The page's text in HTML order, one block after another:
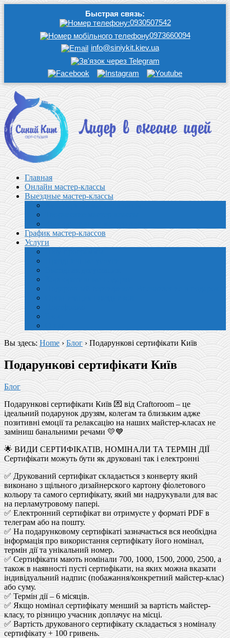
Быстрая связь:
0930507542
0973660094
info@siniykit.kiev.ua
Главная
Онлайн мастер-классы
Выездные мастер-классы
График мастер-классов
Услуги
Вы здесь: Home›Блог › Подарункові сертифікати Київ
Подарункові сертифікати Київ
Блог
Подарункові сертифікати Київ 💌 від Craftoroom – це
ідеальний подарунок друзям, колегам та близьким адже
позитивні емоції та релаксацію на наших майстер-класах не
заміниш банальними речами 💛💙
🌟 ВИДИ СЕРТИФІКАТІВ, НОМІНАЛИ ТА ТЕРМІН ДІЇ
Сертифікати можуть бути як друковані так і електронні
✅ Друкований сертифікат складається з конверту який
виконано з щільного дизайнерского картону фіолетового
кольору та самого сертифікату, який ми надрукували для вас
на перламутровому папері.
✅ Електронний сертифікат ви отримуєте у форматі PDF в
телеграм або на пошту.
✅ На подарунковому сертифікаті зазначається вся необхідна
інформація про використання сертифікату його номінал,
термін дії та унікальний номер.
✅ Сертифікати мають номінали 700, 1000, 1500, 2000, 2500, а
також в наявності пусті сертифікати, на яких можна вказати
індивідуальний надпис (побажання/конкретний майстер-клас)
або суму.
✅ Термін дії – 6 місяців.
✅ Якщо номінал сертифікату менший за вартість майстер-
класу, то різницю учасник доплачує на місці.
✅ Вартість друкованого сертифікату складається з номіналу
сертифікату + 100 гривень.